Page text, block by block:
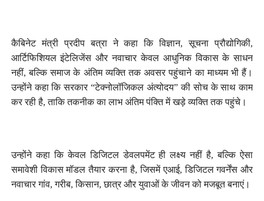
कैबिनेट मंत्री प्रदीप बत्रा ने कहा कि विज्ञान, सूचना प्रौद्योगिकी,
आर्टिफिशियल इंटेलिजेंस और नवाचार केवल आधुनिक विकास के साधन
नहीं, बल्कि समाज के अंतिम व्यक्ति तक अवसर पहुंचाने का माध्यम भी हैं।
उन्होंने कहा कि सरकार “टेक्नोलॉजिकल अंत्योदय” की सोच के साथ काम
कर रही है, ताकि तकनीक का लाभ अंतिम पंक्ति में खड़े व्यक्ति तक पहुंचे।
उन्होंने कहा कि केवल डिजिटल डेवलपमेंट ही लक्ष्य नहीं है, बल्कि ऐसा
समावेशी विकास मॉडल तैयार करना है, जिसमें एआई, डिजिटल गवर्नेंस और
नवाचार गांव, गरीब, किसान, छात्र और युवाओं के जीवन को मजबूत बनाएं।